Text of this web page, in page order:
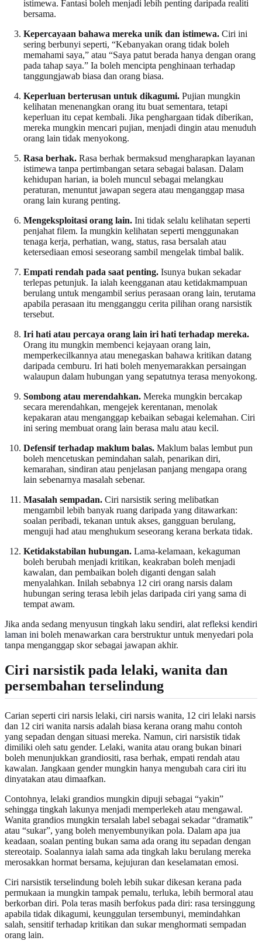
istimewa. Fantasi boleh menjadi lebih penting daripada realiti
bersama.
Kepercayaan bahawa mereka unik dan istimewa. Ciri ini
sering berbunyi seperti, “Kebanyakan orang tidak boleh
memahami saya,” atau “Saya patut berada hanya dengan orang
pada tahap saya.” Ia boleh mencipta penghinaan terhadap
tanggungjawab biasa dan orang biasa.
Keperluan berterusan untuk dikagumi. Pujian mungkin
kelihatan menenangkan orang itu buat sementara, tetapi
keperluan itu cepat kembali. Jika penghargaan tidak diberikan,
mereka mungkin mencari pujian, menjadi dingin atau menuduh
orang lain tidak menyokong.
Rasa berhak. Rasa berhak bermaksud mengharapkan layanan
istimewa tanpa pertimbangan setara sebagai balasan. Dalam
kehidupan harian, ia boleh muncul sebagai melangkau
peraturan, menuntut jawapan segera atau menganggap masa
orang lain kurang penting.
Mengeksploitasi orang lain. Ini tidak selalu kelihatan seperti
penjahat filem. Ia mungkin kelihatan seperti menggunakan
tenaga kerja, perhatian, wang, status, rasa bersalah atau
ketersediaan emosi seseorang sambil mengelak timbal balik.
Empati rendah pada saat penting. Isunya bukan sekadar
terlepas petunjuk. Ia ialah keengganan atau ketidakmampuan
berulang untuk mengambil serius perasaan orang lain, terutama
apabila perasaan itu mengganggu cerita pilihan orang narsistik
tersebut.
Iri hati atau percaya orang lain iri hati terhadap mereka.
Orang itu mungkin membenci kejayaan orang lain,
memperkecilkannya atau menegaskan bahawa kritikan datang
daripada cemburu. Iri hati boleh menyemarakkan persaingan
walaupun dalam hubungan yang sepatutnya terasa menyokong.
Sombong atau merendahkan. Mereka mungkin bercakap
secara merendahkan, mengejek kerentanan, menolak
kepakaran atau menganggap kebaikan sebagai kelemahan. Ciri
ini sering membuat orang lain berasa malu atau kecil.
Defensif terhadap maklum balas. Maklum balas lembut pun
boleh mencetuskan pemindahan salah, penarikan diri,
kemarahan, sindiran atau penjelasan panjang mengapa orang
lain sebenarnya masalah sebenar.
Masalah sempadan. Ciri narsistik sering melibatkan
mengambil lebih banyak ruang daripada yang ditawarkan:
soalan peribadi, tekanan untuk akses, gangguan berulang,
menguji had atau menghukum seseorang kerana berkata tidak.
Ketidakstabilan hubungan. Lama-kelamaan, kekaguman
boleh berubah menjadi kritikan, keakraban boleh menjadi
kawalan, dan pembaikan boleh diganti dengan salah
menyalahkan. Inilah sebabnya 12 ciri orang narsis dalam
hubungan sering terasa lebih jelas daripada ciri yang sama di
tempat awam.
Jika anda sedang menyusun tingkah laku sendiri, alat refleksi kendiri
laman ini boleh menawarkan cara berstruktur untuk menyedari pola
tanpa menganggap skor sebagai jawapan akhir.
Ciri narsistik pada lelaki, wanita dan
persembahan terselindung
Carian seperti ciri narsis lelaki, ciri narsis wanita, 12 ciri lelaki narsis
dan 12 ciri wanita narsis adalah biasa kerana orang mahu contoh
yang sepadan dengan situasi mereka. Namun, ciri narsistik tidak
dimiliki oleh satu gender. Lelaki, wanita atau orang bukan binari
boleh menunjukkan grandiositi, rasa berhak, empati rendah atau
kawalan. Jangkaan gender mungkin hanya mengubah cara ciri itu
dinyatakan atau dimaafkan.
Contohnya, lelaki grandios mungkin dipuji sebagai “yakin”
sehingga tingkah lakunya menjadi memperlekeh atau mengawal.
Wanita grandios mungkin tersalah label sebagai sekadar “dramatik”
atau “sukar”, yang boleh menyembunyikan pola. Dalam apa jua
keadaan, soalan penting bukan sama ada orang itu sepadan dengan
stereotaip. Soalannya ialah sama ada tingkah laku berulang mereka
merosakkan hormat bersama, kejujuran dan keselamatan emosi.
Ciri narsistik terselindung boleh lebih sukar dikesan kerana pada
permukaan ia mungkin tampak pemalu, terluka, lebih bermoral atau
berkorban diri. Pola teras masih berfokus pada diri: rasa tersinggung
apabila tidak dikagumi, keunggulan tersembunyi, memindahkan
salah, sensitif terhadap kritikan dan sukar menghormati sempadan
orang lain.